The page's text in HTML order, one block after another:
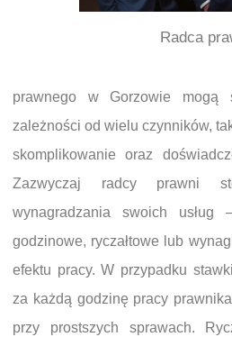
Radca
prawnego w Gorzowie
zależności od wielu czynników,
skomplikowanie oraz
Zazwyczaj radcy prawni
wynagradzania swoich
godzinowe, ryczałtowe lub
efektu pracy. W przypadku
za każdą godzinę pracy
przy prostszych sprawach.